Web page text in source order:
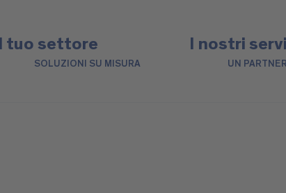
Il tuo settore
SOLUZIONI SU MISURA
I nostri
UN